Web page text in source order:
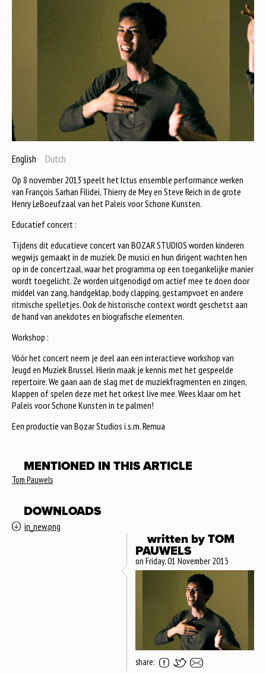
English Dutch
Op 8 november 2013 speelt het Ictus ensemble performance werken
van François Sarhan Filidei, Thierry de Mey en Steve Reich in de grote
Henry LeBoeufzaal van het Paleis voor Schone Kunsten.
Educatief concert :
Tijdens dit educatieve concert van BOZAR STUDIOS worden kinderen
wegwijs gemaakt in de muziek. De musici en hun dirigent wachten hen
op in de concertzaal, waar het programma op een toegankelijke manier
wordt toegelicht. Ze worden uitgenodigd om actief mee te doen door
middel van zang, handgeklap, body clapping, gestampvoet en andere
ritmische spelletjes. Ook de historische context wordt geschetst aan
de hand van anekdotes en biografische elementen.
Workshop :
Vóór het concert neem je deel aan een interactieve workshop van
Jeugd en Muziek Brussel. Hierin maak je kennis met het gespeelde
repertoire. We gaan aan de slag met de muziekfragmenten en zingen,
klappen of spelen deze met het orkest live mee. Wees klaar om het
Paleis voor Schone Kunsten in te palmen!
Een productie van Bozar Studios i.s.m. Remua
MENTIONED IN THIS ARTICLE
Tom Pauwels
DOWNLOADS
in_new.png
written by TOM
PAUWELS
on Friday, 01 November 2013
share: